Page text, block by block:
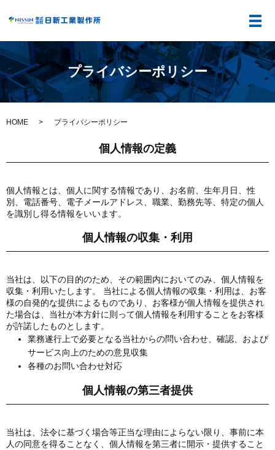
メ
プライバシーポリシー
HOME プライバシーポリシー
個人情報の定義
個人情報とは、個人に関する情報であり、お名前、生年月日、性
別、電話番号、電子メールアドレス、職業、勤務先等、特定の個人
を識別し得る情報をいいます。
個人情報の収集・利用
当社は、以下の目的のため、その範囲内においてのみ、個人情報を
収集・利用いたします。 当社による個人情報の収集・利用は、お客
様の自発的な提供によるものであり、お客様が個人情報を提供され
た場合は、当社が本方針に則って個人情報を利用することをお客様
が許諾したものとします。
業務遂行上で必要となる当社からの問い合わせ、確認、および
サービス向上のための意見収集
各種のお問い合わせ対応
個人情報の第三者提供
当社は、法令に基づく場合等正当な理由によらない限り、事前に本
人の同意を得ることなく、個人情報を第三者に開示・提供すること